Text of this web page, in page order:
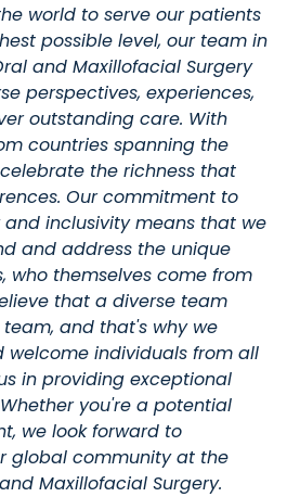
world to serve our patients
possible level, our team in
and Maxillofacial Surgery
perspectives, experiences,
outstanding care. With
countries spanning the
the richness that
Our commitment to
inclusivity means that we
and address the unique
who themselves come from
that a diverse team
and that's why we
welcome individuals from all
in providing exceptional
you're a potential
we look forward to
global community at the
Maxillofacial Surgery.